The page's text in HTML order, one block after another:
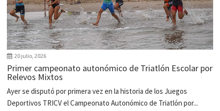
20 julio, 2026
Primer campeonato autonómico de Triatlón Escolar por
Relevos Mixtos
Ayer se disputó por primera vez en la historia de los Juegos
Deportivos TRICV el Campeonato Autonómico de Triatlón por...